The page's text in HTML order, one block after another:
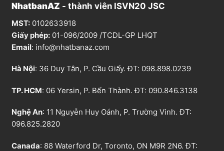
NhatbanAZ - thành viên ISVN20 JSC
MST: 0102633918
Giấy phép: 01-096/2009 /TCDL-GP LHQT
Email: info@nhatbanaz.com
Hà Nội: 36 Duy Tân, P. Cầu Giấy. ĐT: 098.898.0239
TP. HCM: 06 Yersin, P. Bến Thành. ĐT: 090.846.3138
Nghệ An: 11 Nguyễn Huy Oánh, P. Trường Vinh. ĐT:
096.825.2820
Canada: 88 Waterford Dr, Toronto, ON M9R 2N6. ĐT: